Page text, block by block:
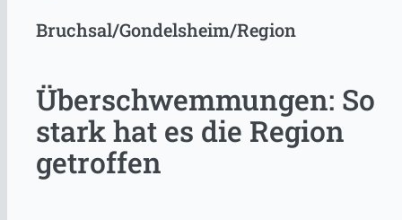
Bruchsal/Gondelsheim/Region
Überschwemmungen: So
stark hat es die Region
getroffen